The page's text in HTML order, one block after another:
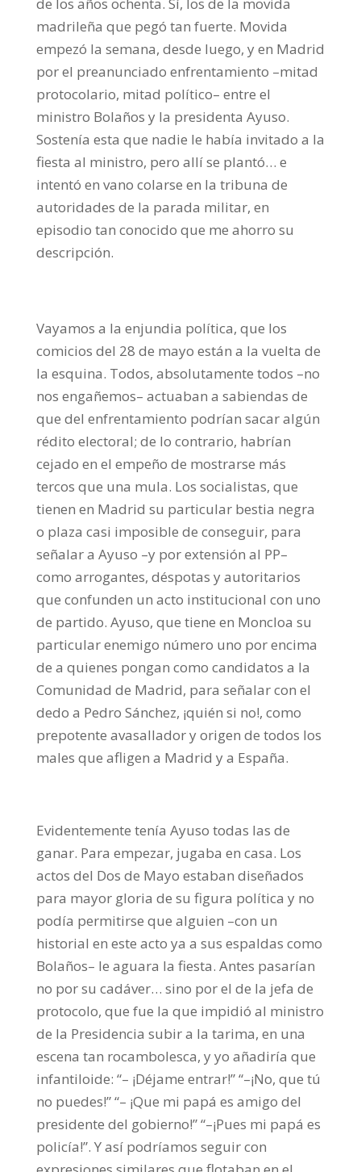
de los años ochenta. Sí, los de la movida
madrileña que pegó tan fuerte. Movida
empezó la semana, desde luego, y en Madrid
por el preanunciado enfrentamiento –mitad
protocolario, mitad político– entre el
ministro Bolaños y la presidenta Ayuso.
Sostenía esta que nadie le había invitado a la
fiesta al ministro, pero allí se plantó… e
intentó en vano colarse en la tribuna de
autoridades de la parada militar, en
episodio tan conocido que me ahorro su
descripción.
Vayamos a la enjundia política, que los
comicios del 28 de mayo están a la vuelta de
la esquina. Todos, absolutamente todos –no
nos engañemos– actuaban a sabiendas de
que del enfrentamiento podrían sacar algún
rédito electoral; de lo contrario, habrían
cejado en el empeño de mostrarse más
tercos que una mula. Los socialistas, que
tienen en Madrid su particular bestia negra
o plaza casi imposible de conseguir, para
señalar a Ayuso –y por extensión al PP–
como arrogantes, déspotas y autoritarios
que confunden un acto institucional con uno
de partido. Ayuso, que tiene en Moncloa su
particular enemigo número uno por encima
de a quienes pongan como candidatos a la
Comunidad de Madrid, para señalar con el
dedo a Pedro Sánchez, ¡quién si no!, como
prepotente avasallador y origen de todos los
males que afligen a Madrid y a España.
Evidentemente tenía Ayuso todas las de
ganar. Para empezar, jugaba en casa. Los
actos del Dos de Mayo estaban diseñados
para mayor gloria de su figura política y no
podía permitirse que alguien –con un
historial en este acto ya a sus espaldas como
Bolaños– le aguara la fiesta. Antes pasarían
no por su cadáver… sino por el de la jefa de
protocolo, que fue la que impidió al ministro
de la Presidencia subir a la tarima, en una
escena tan rocambolesca, y yo añadiría que
infantiloide: “– ¡Déjame entrar!” “–¡No, que tú
no puedes!” “– ¡Que mi papá es amigo del
presidente del gobierno!” “–¡Pues mi papá es
policía!”. Y así podríamos seguir con